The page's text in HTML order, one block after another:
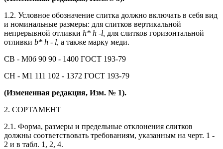
1.2. Условное обозначение слитка должно включать в себя вид
и номинальные размеры: для слитков вертикальной
непрерывной отливки h* h -l, для слитков горизонтальной
отливки b* h - l, а также марку меди.
СВ - М0б 90 90 - 1400 ГОСТ 193-79
СН - M1 111 102 - 1372 ГОСТ 193-79
(Измененная редакция, Изм. № 1).
2. СОРТАМЕНТ
2.1. Форма, размеры и предельные отклонения слитков
должны соответствовать требованиям, указанным на черт. 1 -
2 и в табл. 1, 2, 4.